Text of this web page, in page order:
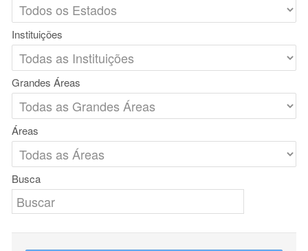
Instituições
Grandes Áreas
Áreas
Busca